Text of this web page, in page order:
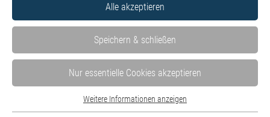
Hier finden Sie alle Stellenangebote in unseren Kliniken und
Einrichtungen – wohnortnah in ganz Oberbayern. Mit Klick auf
die einzelnen Kliniken können Sie die dort ausgeschriebenen
Stellenangebote ganz einfach filtern.
Stellen der IT des Bezirks Oberbayern GmbH finden Sie hier auf
Website der IT.
Bewerben Sie sich jetzt alsHR Systems Specialist (m/w/d) –
Schwerpunkt P&I LOGA.
Alle akzeptieren
Speichern & schließen
Nur essentielle Cookies akzeptieren
Weitere Informationen anzeigen